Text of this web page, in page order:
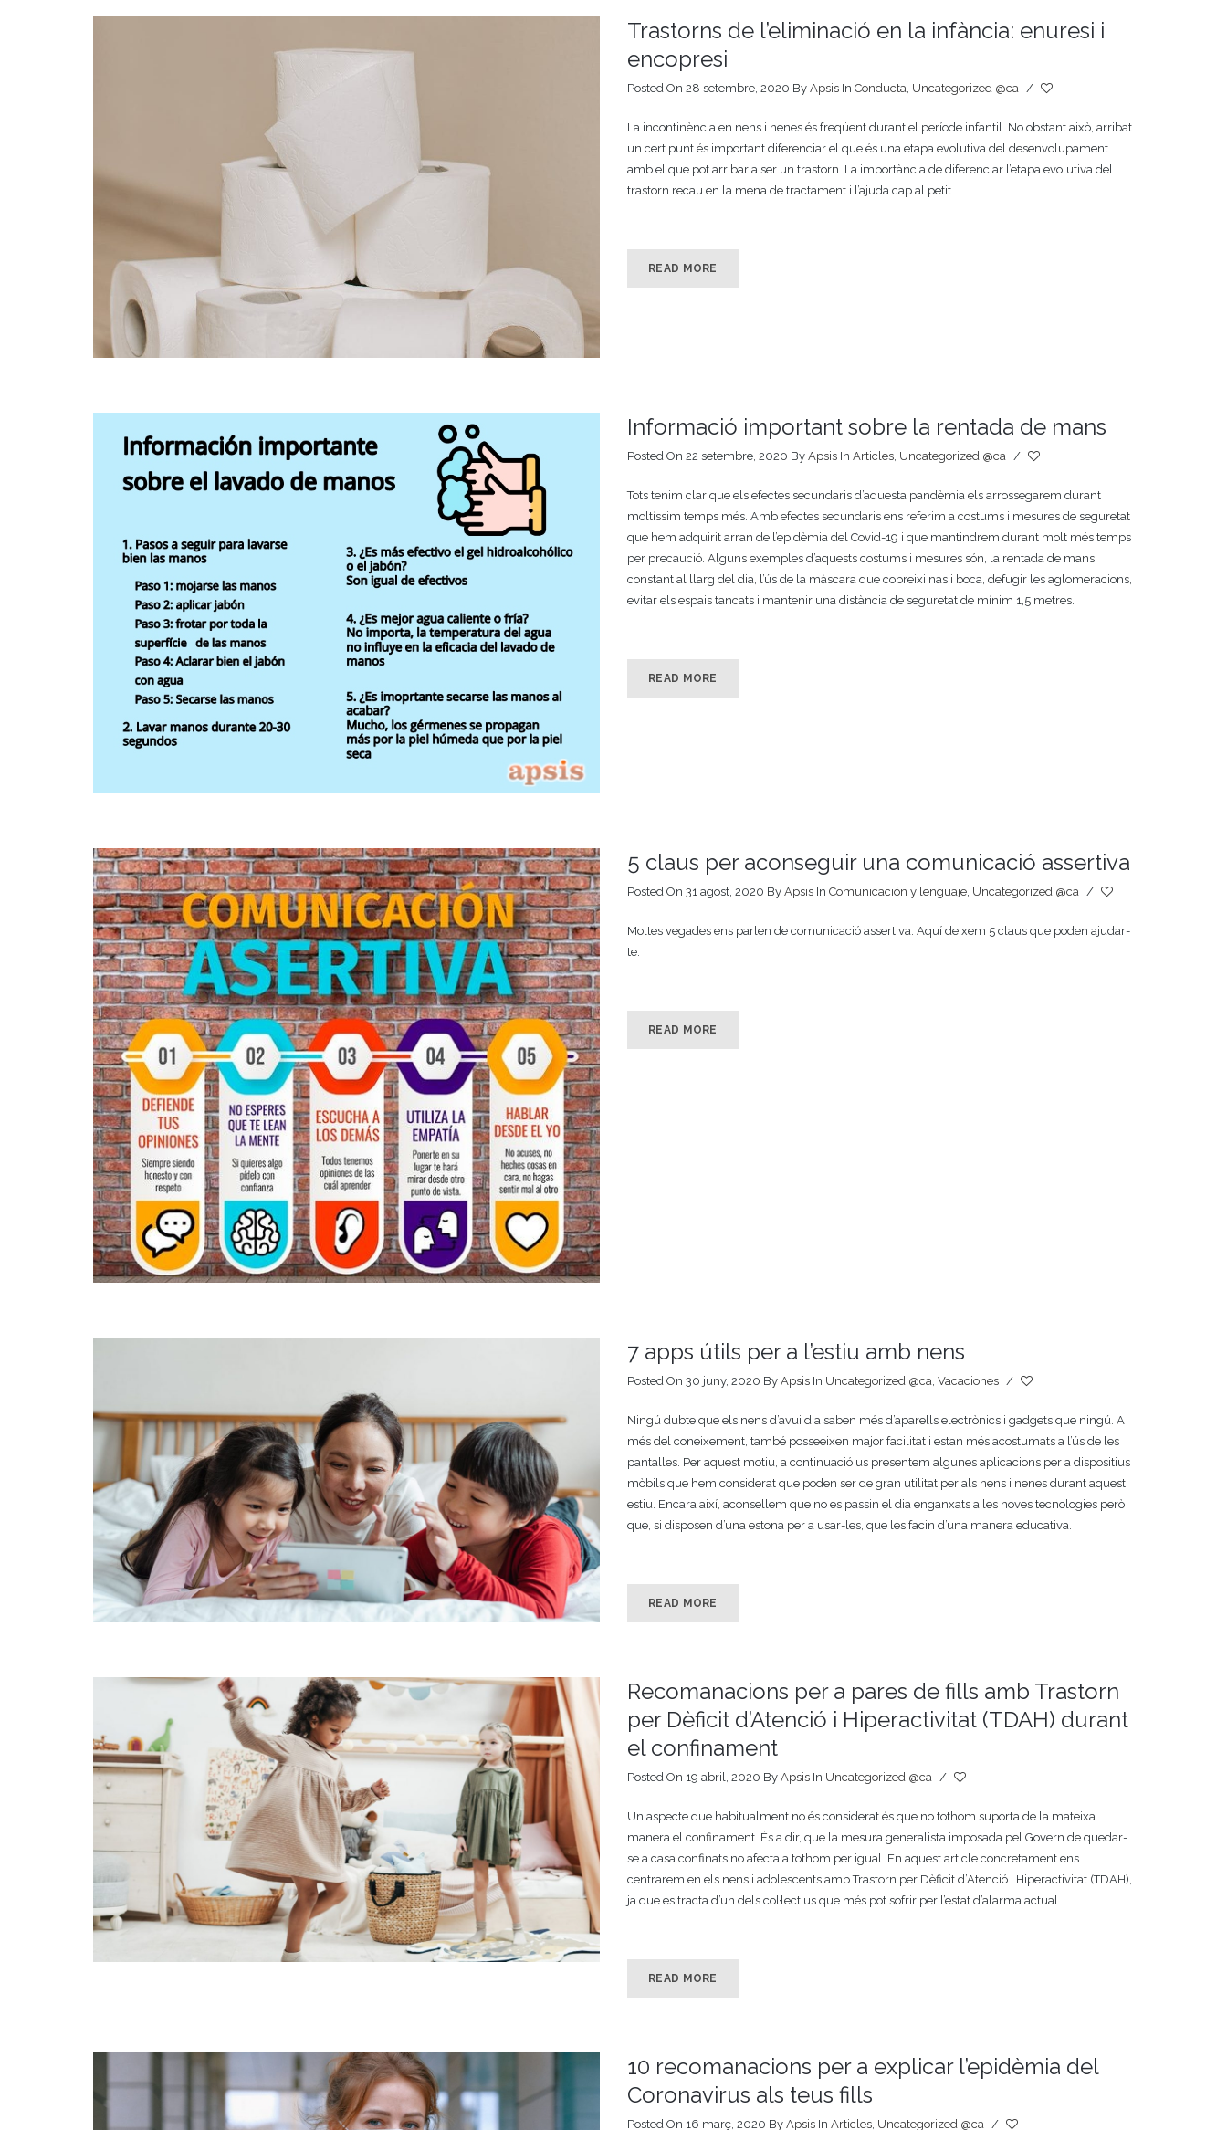
Trastorns de l’eliminació en la infància: enuresi i
encopresi
Posted On 28 setembre, 2020 By Apsis In Conducta Uncategorized @ca /
La incontinència en nens i nenes és freqüent durant el període infantil. No obstant això, arribat
un cert punt és important diferenciar el que és una etapa evolutiva del desenvolupament
amb el que pot arribar a ser un trastorn. La importància de diferenciar l’etapa evolutiva del
trastorn recau en la mena de tractament i l’ajuda cap al petit.
READ MORE
Informació important sobre la rentada de mans
Posted On 22 setembre, 2020 By Apsis In Articles, Uncategorized @ca /
Tots tenim clar que els efectes secundaris d’aquesta pandèmia els arrossegarem durant
moltíssim temps més. Amb efectes secundaris ens referim a costums i mesures de seguretat
que hem adquirit arran de l’epidèmia del Covid-19 i que mantindrem durant molt més temps
per precaució. Alguns exemples d’aquests costums i mesures són, la rentada de mans
constant al llarg del dia, l’ús de la màscara que cobreixi nas i boca, defugir les aglomeracions,
evitar els espais tancats i mantenir una distància de seguretat de mínim 1,5 metres.
READ MORE
5 claus per aconseguir una comunicació assertiva
Posted On 31 agost, 2020 By Apsis In Comunicación y lenguaje Uncategorized @ca /
Moltes vegades ens parlen de comunicació assertiva. Aquí deixem 5 claus que poden ajudar-
te.
READ MORE
7 apps útils per a l’estiu amb nens
Posted On 30 juny, 2020 By Apsis In Uncategorized @ca Vacaciones /
Ningú dubte que els nens d’avui dia saben més d’aparells electrònics i gadgets que ningú. A
més del coneixement, també posseeixen major facilitat i estan més acostumats a l’ús de les
pantalles. Per aquest motiu, a continuació us presentem algunes aplicacions per a dispositius
mòbils que hem considerat que poden ser de gran utilitat per als nens i nenes durant aquest
estiu. Encara així, aconsellem que no es passin el dia enganxats a les noves tecnologies però
que, si disposen d’una estona per a usar-les, que les facin d’una manera educativa.
READ MORE
Recomanacions per a pares de fills amb Trastorn
per Dèficit d’Atenció i Hiperactivitat (TDAH) durant
el confinament
Posted On 19 abril, 2020 By Apsis In Uncategorized @ca /
Un aspecte que habitualment no és considerat és que no tothom suporta de la mateixa
manera el confinament. És a dir, que la mesura generalista imposada pel Govern de quedar-
se a casa confinats no afecta a tothom per igual. En aquest article concretament ens
centrarem en els nens i adolescents amb Trastorn per Dèficit d’Atenció i Hiperactivitat (TDAH),
ja que es tracta d’un dels col·lectius que més pot sofrir per l’estat d’alarma actual.
READ MORE
10 recomanacions per a explicar l’epidèmia del
Coronavirus als teus fills
Posted On 16 març, 2020 By Apsis In Articles Uncategorized @ca /